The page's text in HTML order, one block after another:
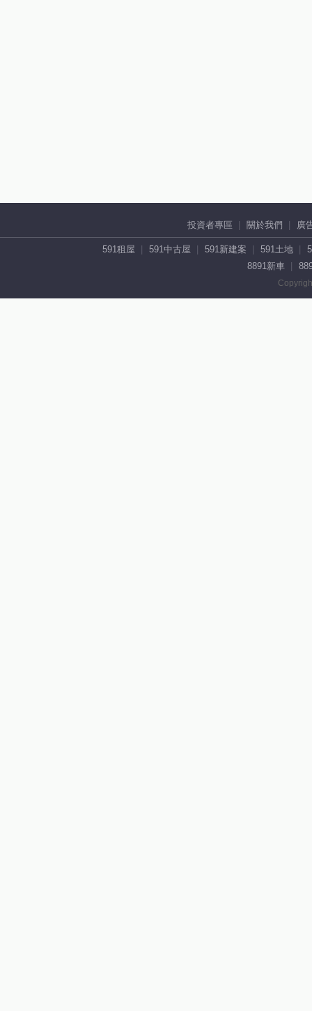
投資者專區 關於我們 廣
591租屋 591中古屋 591新建案 591土地
8891新車